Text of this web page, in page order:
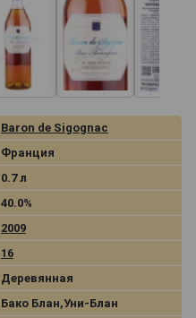
Baron de Sigognac
Франция
0.7 л
40.0%
2009
16
Деревянная
Бако Блан,Уни-Блан